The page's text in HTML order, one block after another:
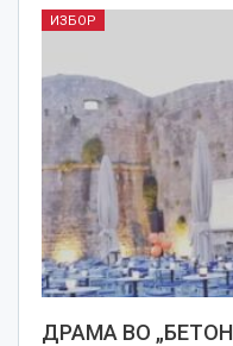
ИЗБОР
ДРАМА ВО